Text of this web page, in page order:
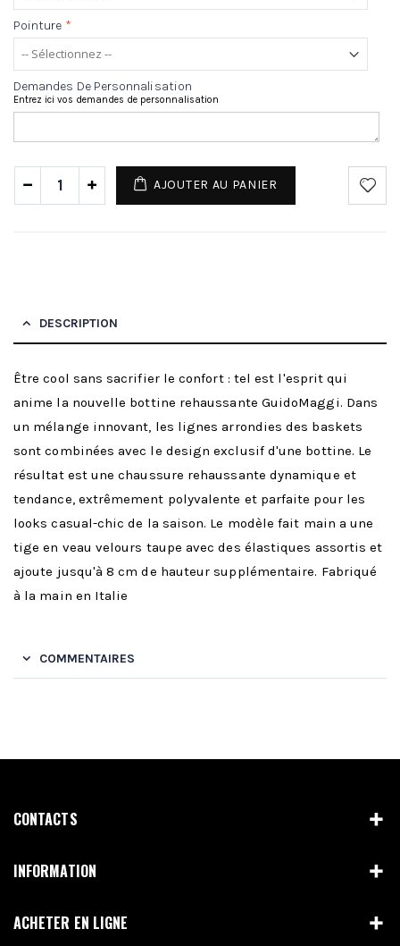
Pointure *
Demandes De Personnalisation
Entrez ici vos demandes de personnalisation
AJOUTER AU PANIER
DESCRIPTION
Être cool sans sacrifier le confort : tel est l'esprit qui
anime la nouvelle bottine rehaussante GuidoMaggi. Dans
un mélange innovant, les lignes arrondies des baskets
sont combinées avec le design exclusif d'une bottine. Le
résultat est une chaussure rehaussante dynamique et
tendance, extrêmement polyvalente et parfaite pour les
looks casual-chic de la saison. Le modèle fait main a une
tige en veau velours taupe avec des élastiques assortis et
ajoute jusqu'à 8 cm de hauteur supplémentaire. Fabriqué
à la main en Italie
COMMENTAIRES
CONTACTS
INFORMATION
ACHETER EN LIGNE